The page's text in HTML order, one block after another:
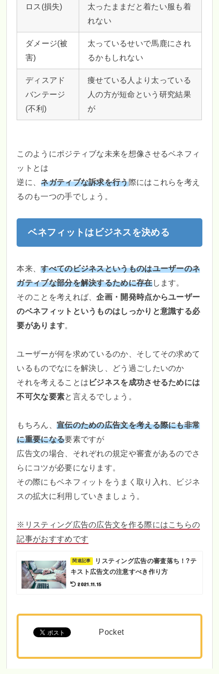
ロス(損失)
太ったままだと着たい服も着
れない
ダメージ(被
害)
太っているせいで馬鹿にされ
るかもしれない
ディスアド
バンテージ
(不利)
痩せている人より太っている
人の方が短命という研究結果
が
このようにポジティブな未来を想像させるベネフィ
ットとは
逆に、ネガティブな訴求を行う際にはこれらを考え
るのも一つの手でしょう。
ベネフィットはビジネスを決める
本来、すべてのビジネスというものはユーザーのネ
ガティブな部分を解決するために存在します。
そのことを考えれば、企画・開発時点からユーザー
のベネフィットというものはしっかりと意識する必
要があります
ユーザーが何を求めているのか、そしてその求めて
いるものでなにを解決し、どう過ごしたいのか
それを考えることは ビジネスを成功させるためには
不可欠な要素と言えるでしょう。
もちろん、 宣伝のための広告文を考える際にも非常
に重要になる要素ですが
広告文の場合、それぞれの規定や審査があるのでさ
らにコツが必要になります。
その際にもベネフィットをうまく取り入れ、ビジネ
スの拡大に利用していきましょう。
※リスティング広告の広告文を作る際にはこちらの
記事がおすすめです
リスティング広告の審査落ち！?テ
キスト広告文の注意すべき作り方
2021.11.15
Pocket